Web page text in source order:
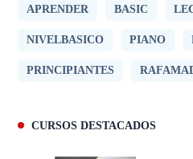
APRENDER BASIC
NIVELBASICO PIANO
PRINCIPIANTES
CURSOS DESTACADOS